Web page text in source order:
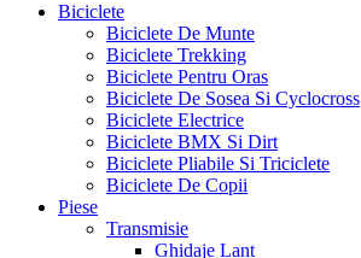
Biciclete
Biciclete De Munte
Biciclete Trekking
Biciclete Pentru Oras
Biciclete De Sosea Si Cyclocross
Biciclete Electrice
Biciclete BMX Si Dirt
Biciclete Pliabile Si Triciclete
Biciclete De Copii
Piese
Transmisie
Ghidaje Lant